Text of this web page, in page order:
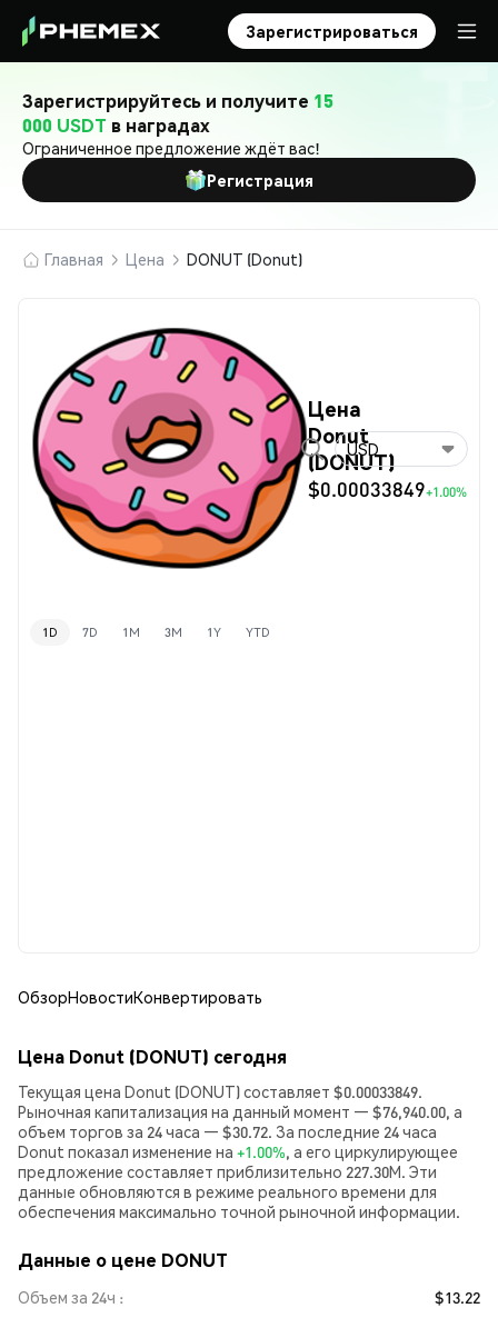
Зарегистрироваться
Зарегистрируйтесь и получите 15
000 USDT в наградах
Ограниченное предложение ждёт вас!
Регистрация
Главная Цена DONUT (Donut)
Цена
Donut
(DONUT)
$0.00033849+1.00%
USD
1D 7D 1M 3M 1Y YTD
ОбзорНовостиКонвертировать
Цена Donut (DONUT) сегодня
Текущая цена Donut (DONUT) составляет $0.00033849.
Рыночная капитализация на данный момент — $76,940.00, а
объем торгов за 24 часа — $30.72. За последние 24 часа
Donut показал изменение на +1.00%, а его циркулирующее
предложение составляет приблизительно 227.30M. Эти
данные обновляются в режиме реального времени для
обеспечения максимально точной рыночной информации.
Данные о цене DONUT
Объем за 24ч
$13.22